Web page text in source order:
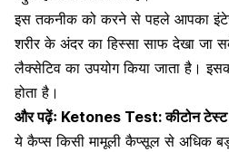
इस तकनीक को करने से पहले आपका
शरीर के अंदर का हिस्सा साफ देखा जा
लैक्सेटिव का उपयोग किया जाता है।
होता है।
और पढ़ेंः Ketones Test: कीटोन टेस्ट
ये कैप्स किसी मामूली कैप्सूल से अधिक